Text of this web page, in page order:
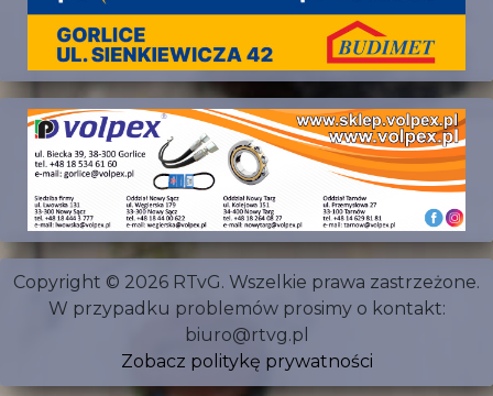
Copyright © 2026 RTvG. Wszelkie prawa zastrzeżone.
W przypadku problemów prosimy o kontakt:
biuro@rtvg.pl
Zobacz politykę prywatności